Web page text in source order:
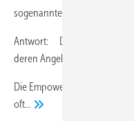
sogenannten EmpCo-
Antwort: Die Richtlinie gilt
deren Angebot auch an
Die Empowering Consumers-
oft...